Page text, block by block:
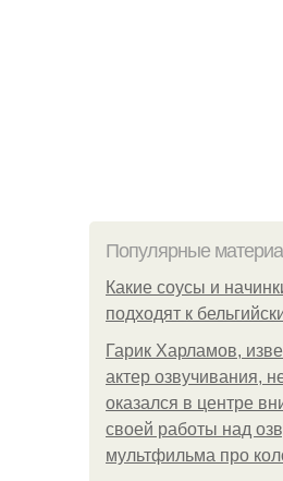
Популярные
Какие соусы и
подходят к
Гарик Харламов,
актер озвучивания,
оказался в центре
своей работы над
мультфильма про